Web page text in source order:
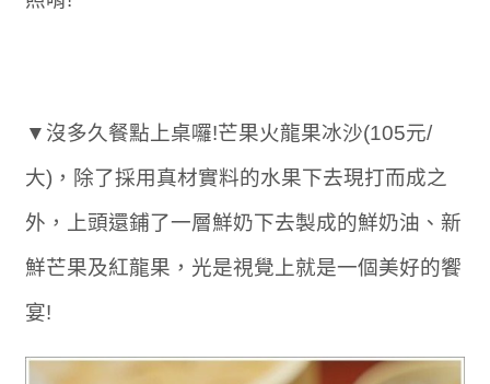
▼沒多久餐點上桌囉!芒果火龍果冰沙(105元/
大)，除了採用真材實料的水果下去現打而成之
外，上頭還鋪了一層鮮奶下去製成的鮮奶油、新
鮮芒果及紅龍果，光是視覺上就是一個美好的饗
宴!